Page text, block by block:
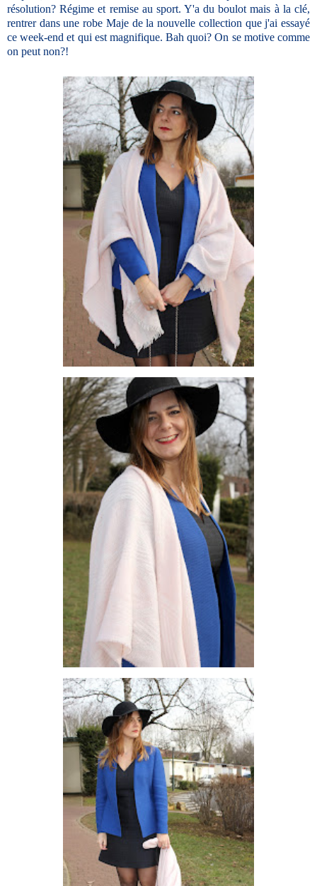
résolution? Régime et remise au sport. Y'a du boulot mais à la clé,
rentrer dans une robe Maje de la nouvelle collection que j'ai essayé
ce week-end et qui est magnifique. Bah quoi? On se motive comme
on peut non?!